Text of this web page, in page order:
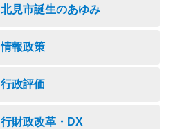
北見市誕生のあゆみ
情報政策
行政評価
行財政改革・DX